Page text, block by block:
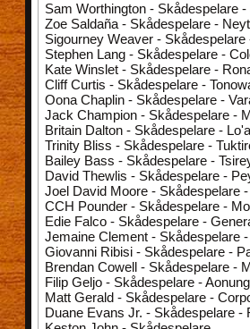
Sam Worthington - Skådespelare
Zoe Saldaña - Skådespelare -
Sigourney Weaver - Skådespelare
Stephen Lang - Skådespelare -
Kate Winslet - Skådespelare -
Cliff Curtis - Skådespelare -
Oona Chaplin - Skådespelare -
Jack Champion - Skådespelare -
Britain Dalton - Skådespelare -
Trinity Bliss - Skådespelare -
Bailey Bass - Skådespelare -
David Thewlis - Skådespelare -
Joel David Moore - Skådespelare
CCH Pounder - Skådespelare -
Edie Falco - Skådespelare -
Jemaine Clement - Skådespelare
Giovanni Ribisi - Skådespelare -
Brendan Cowell - Skådespelare -
Filip Geljo - Skådespelare - Aonung
Matt Gerald - Skådespelare -
Duane Evans Jr. - Skådespelare -